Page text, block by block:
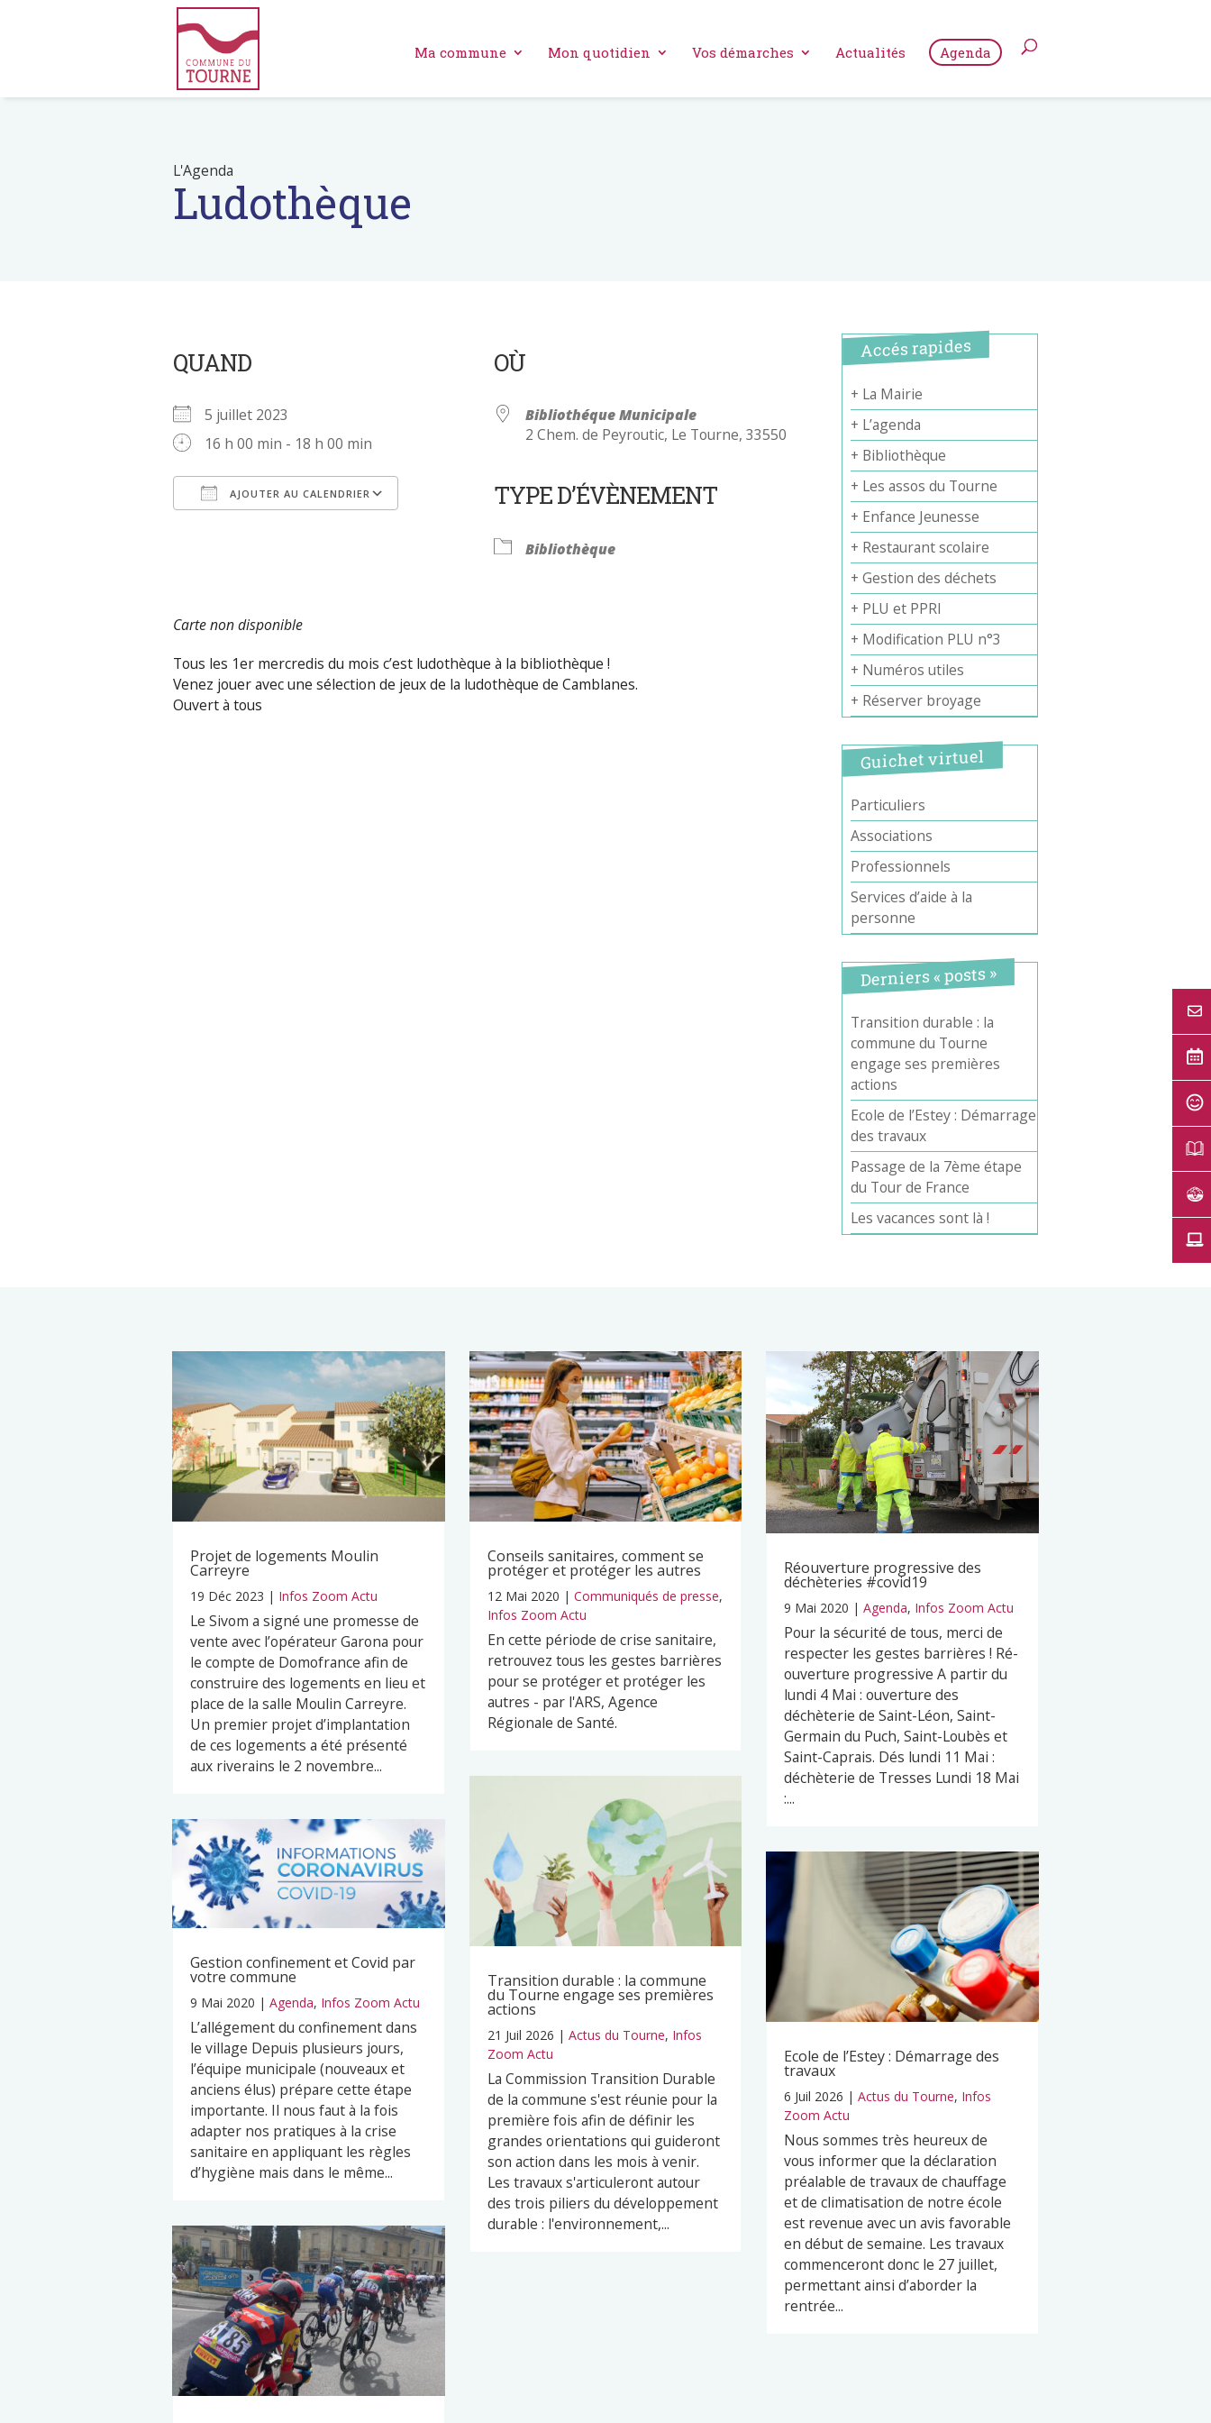
Ma commune Mon quotidien Vos démarches Actualités Agenda
L'Agenda
Ludothèque
QUAND
5 juillet 2023
16 h 00 min - 18 h 00 min
AJOUTER AU CALENDRIER
Office 365
OÙ
Bibliothéque Municipale
2 Chem. de Peyroutic, Le Tourne, 33550
TYPE D’ÉVÈNEMENT
Bibliothèque
Carte non disponible
Tous les 1er mercredis du mois c’est ludothèque à la bibliothèque !
Venez jouer avec une sélection de jeux de la ludothèque de Camblanes.
Ouvert à tous
Accés rapides
+ La Mairie
+ L’agenda
+ Bibliothèque
+ Les assos du Tourne
+ Enfance Jeunesse
+ Restaurant scolaire
+ Gestion des déchets
+ PLU et PPRI
+ Modification PLU n°3
+ Numéros utiles
+ Réserver broyage
Guichet virtuel
Particuliers
Associations
Professionnels
Services d’aide à la
personne
Derniers « posts »
Transition durable : la
commune du Tourne
engage ses premières
actions
Ecole de l’Estey : Démarrage
des travaux
Passage de la 7ème étape
du Tour de France
Les vacances sont là !
Projet de logements Moulin
Carreyre
19 Déc 2023 | Infos Zoom Actu
Le Sivom a signé une promesse de
vente avec l’opérateur Garona pour
le compte de Domofrance afin de
construire des logements en lieu et
place de la salle Moulin Carreyre.
Un premier projet d’implantation
de ces logements a été présenté
aux riverains le 2 novembre...
Gestion confinement et Covid par
votre commune
9 Mai 2020 | Agenda, Infos Zoom Actu
L’allégement du confinement dans
le village Depuis plusieurs jours,
l’équipe municipale (nouveaux et
anciens élus) prépare cette étape
importante. Il nous faut à la fois
adapter nos pratiques à la crise
sanitaire en appliquant les règles
d’hygiène mais dans le même...
Conseils sanitaires, comment se
protéger et protéger les autres
12 Mai 2020 | Communiqués de presse,
Infos Zoom Actu
En cette période de crise sanitaire,
retrouvez tous les gestes barrières
pour se protéger et protéger les
autres - par l'ARS, Agence
Régionale de Santé.
Transition durable : la commune
du Tourne engage ses premières
actions
21 Juil 2026 | Actus du Tourne, Infos
Zoom Actu
La Commission Transition Durable
de la commune s'est réunie pour la
première fois afin de définir les
grandes orientations qui guideront
son action dans les mois à venir.
Les travaux s'articuleront autour
des trois piliers du développement
durable : l'environnement,...
Réouverture progressive des
déchèteries #covid19
9 Mai 2020 |Agenda, Infos Zoom Actu
Pour la sécurité de tous, merci de
respecter les gestes barrières ! Ré-
ouverture progressive A partir du
lundi 4 Mai : ouverture des
déchèterie de Saint-Léon, Saint-
Germain du Puch, Saint-Loubès et
Saint-Caprais. Dés lundi 11 Mai :
déchèterie de Tresses Lundi 18 Mai
:...
Ecole de l’Estey : Démarrage des
travaux
6 Juil 2026 |Actus du Tourne, Infos
Zoom Actu
Nous sommes très heureux de
vous informer que la déclaration
préalable de travaux de chauffage
et de climatisation de notre école
est revenue avec un avis favorable
en début de semaine. Les travaux
commenceront donc le 27 juillet,
permettant ainsi d’aborder la
rentrée...